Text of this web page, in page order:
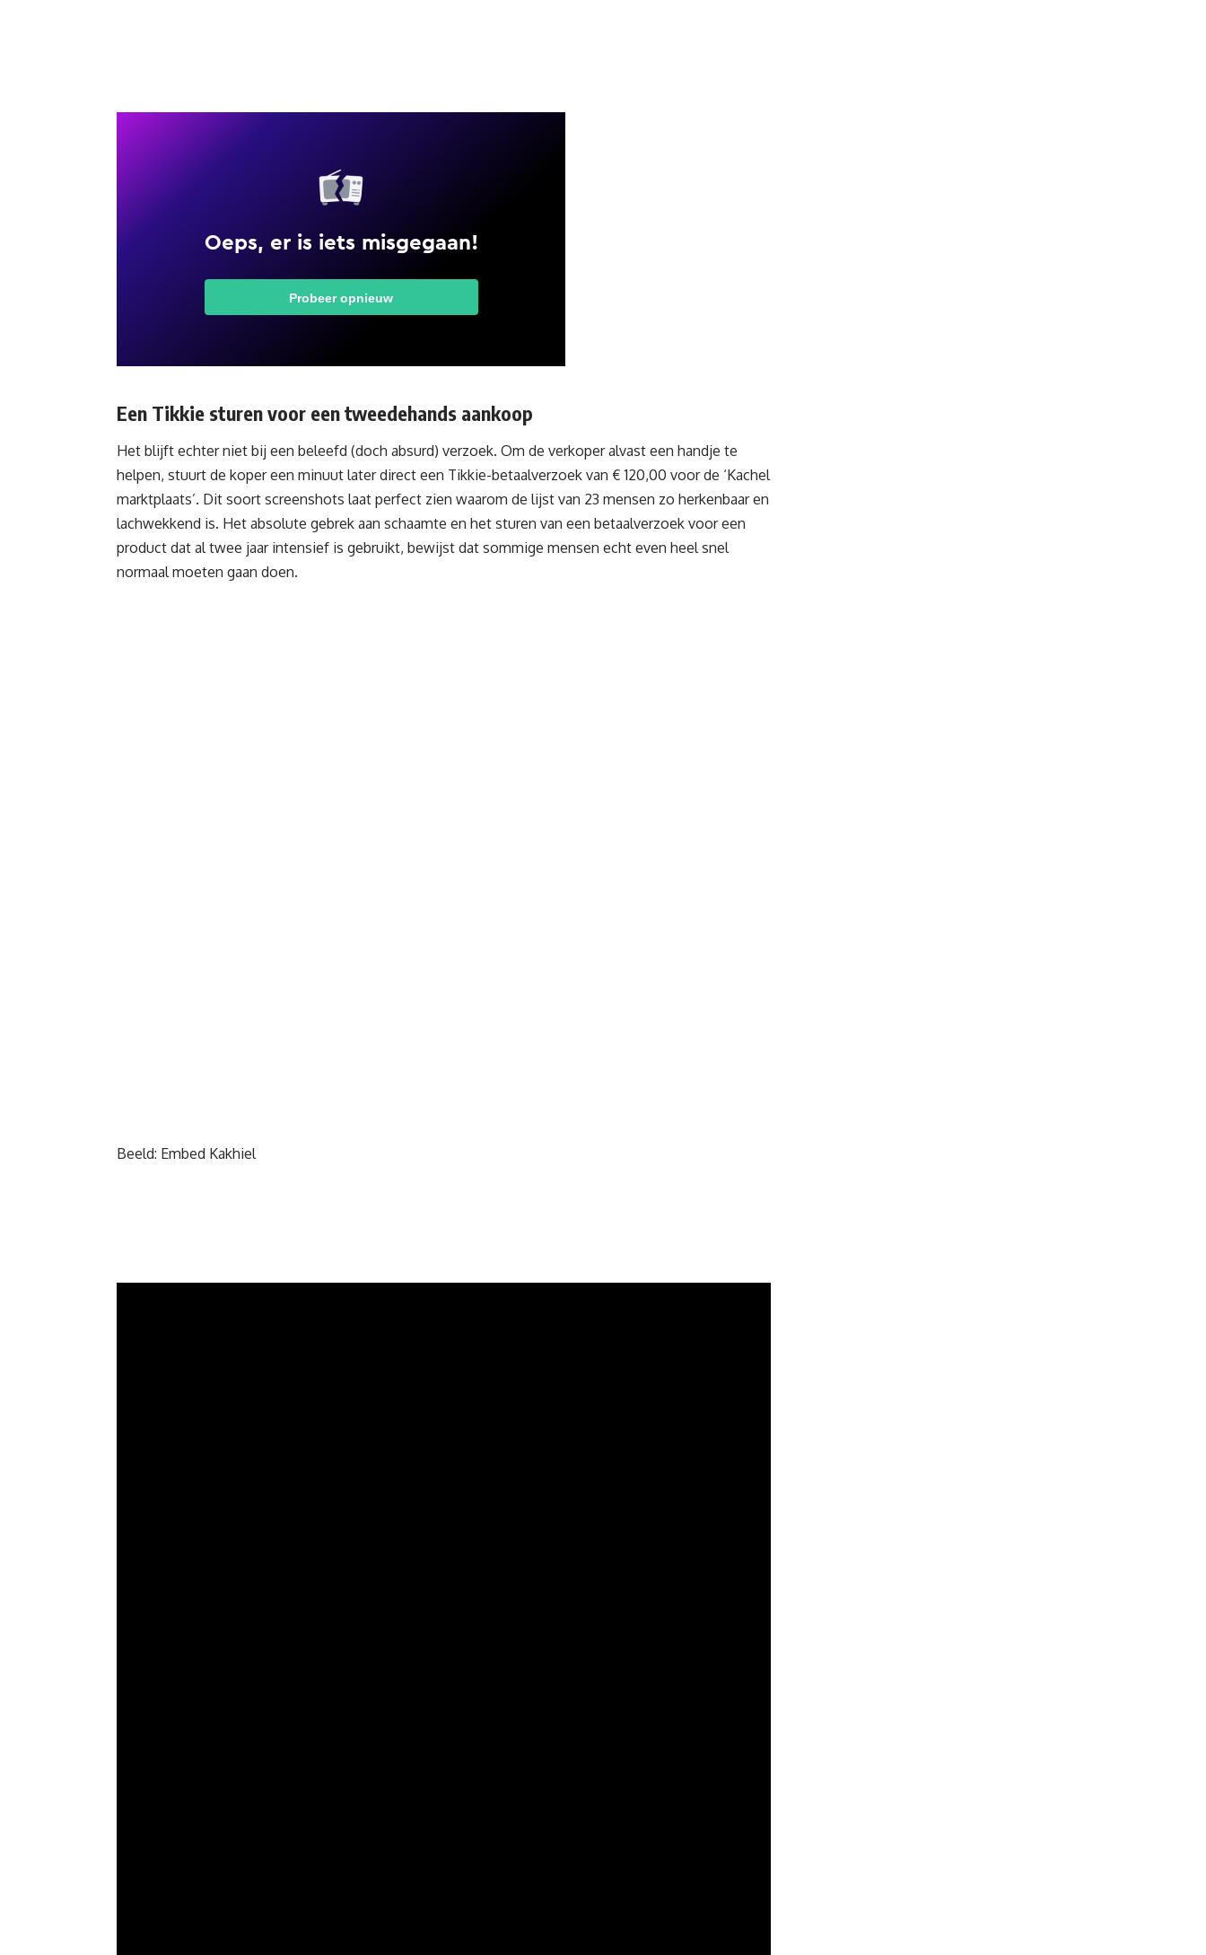
Een Tikkie sturen voor een tweedehands aankoop
Het blijft echter niet bij een beleefd (doch absurd) verzoek. Om de verkoper alvast een handje te
helpen, stuurt de koper een minuut later direct een Tikkie-betaalverzoek van € 120,00 voor de ‘Kachel
marktplaats’. Dit soort screenshots laat perfect zien waarom de lijst van 23 mensen zo herkenbaar en
lachwekkend is. Het absolute gebrek aan schaamte en het sturen van een betaalverzoek voor een
product dat al twee jaar intensief is gebruikt, bewijst dat sommige mensen echt even heel snel
normaal moeten gaan doen.
Beeld: Embed Kakhiel